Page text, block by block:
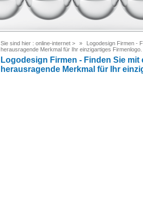
Sie sind hier : online-internet >
Logodesign Firmen -
herausragende Merkmal für Ihr einzigartiges Firmenlogo.
Logodesign Firmen - Finden Sie mit
herausragende Merkmal für Ihr